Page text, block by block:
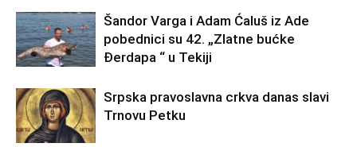
Šandor Varga i Adam Ćaluš iz Ade
pobednici su 42. „Zlatne bućke
Đerdapa “ u Tekiji
Srpska pravoslavna crkva danas slavi
Trnovu Petku